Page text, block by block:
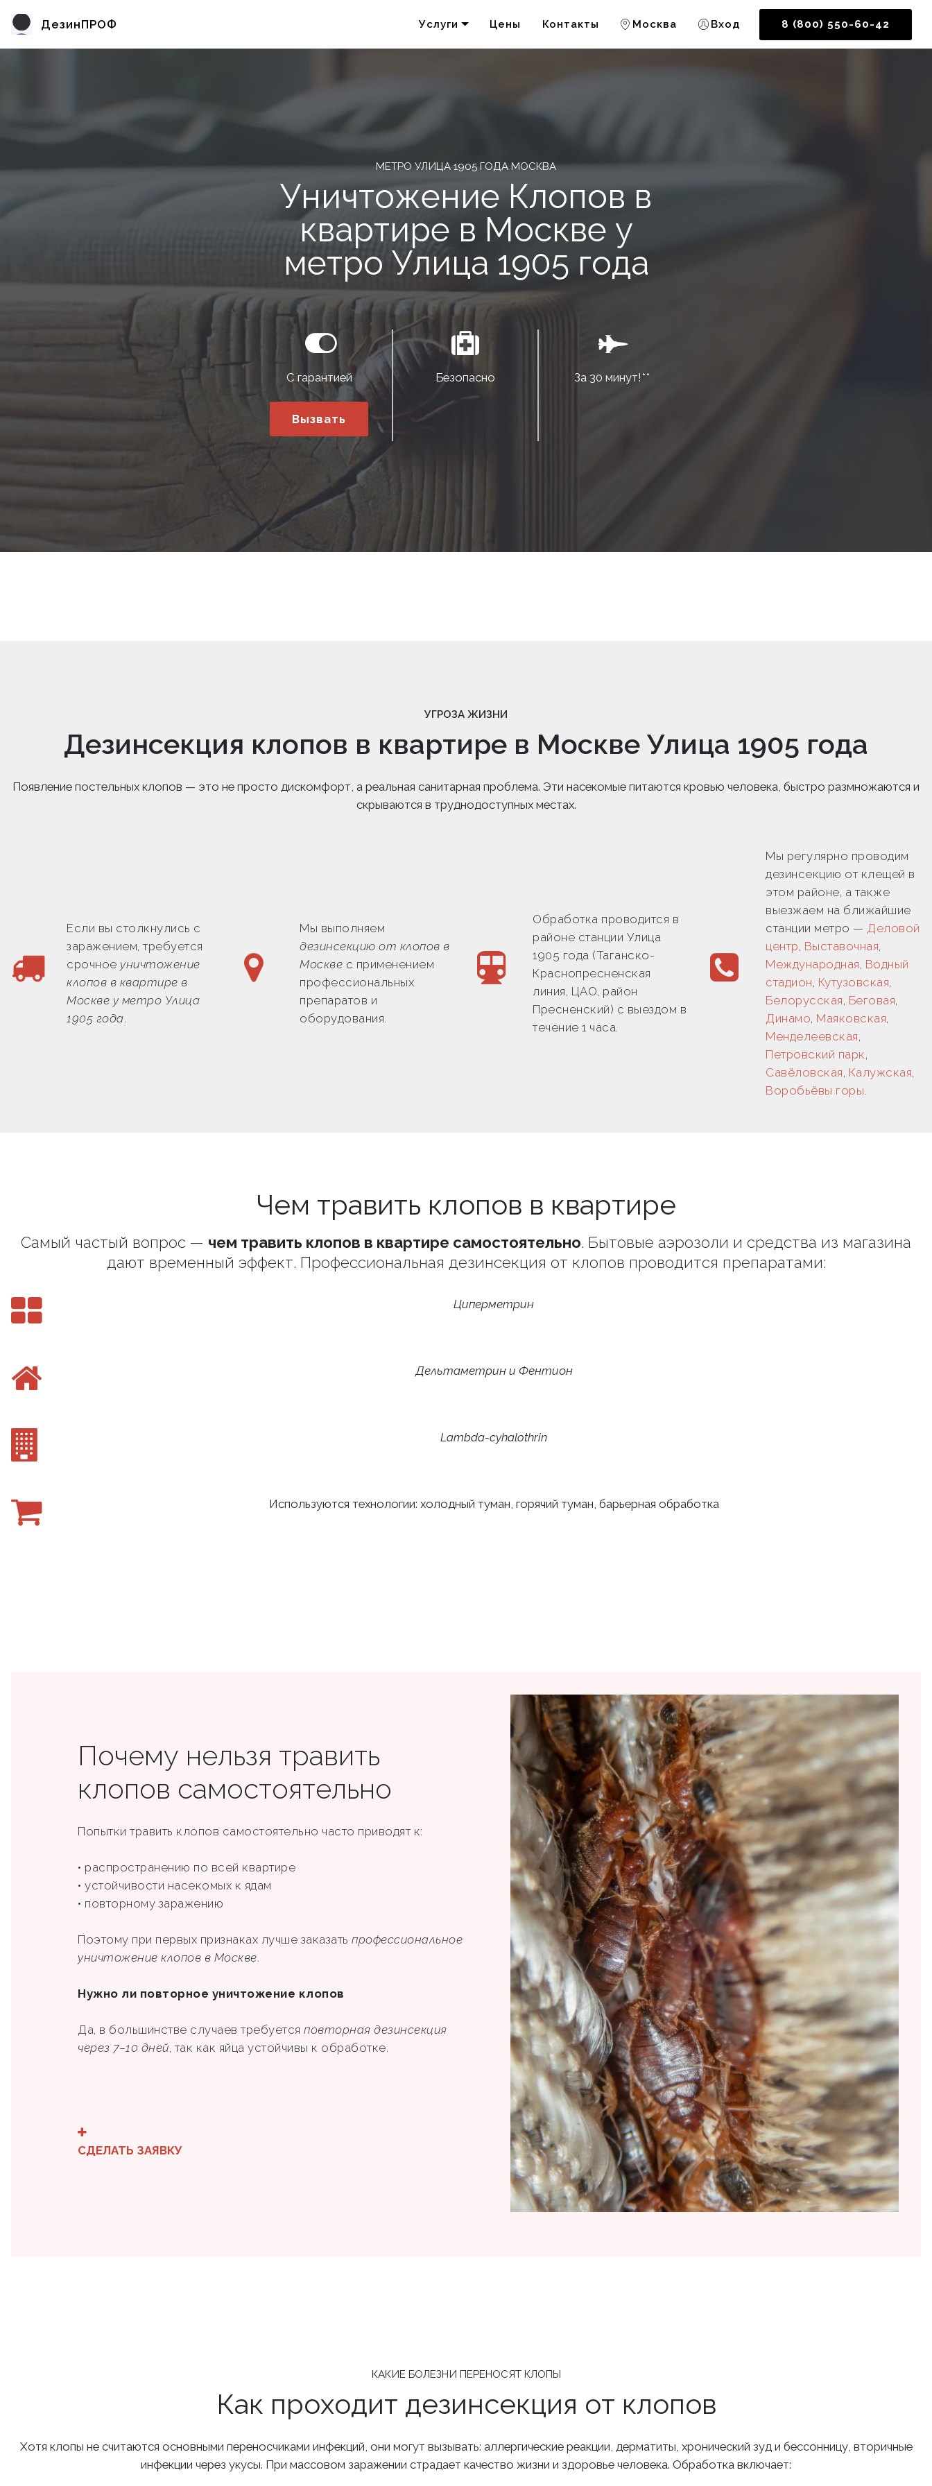
ДезинПРОФ Услуги Цены Контакты Москва Вход 8 (800) 550-60-42
МЕТРО УЛИЦА 1905 ГОДА МОСКВА
Уничтожение Клопов в
квартире в Москве у
метро Улица 1905 года
С гарантией
Вызвать
Безопасно За 30 минут!**
УГРОЗА ЖИЗНИ
Дезинсекция клопов в квартире в Москве Улица 1905 года
Появление постельных клопов — это не просто дискомфорт, а реальная санитарная проблема. Эти насекомые питаются кровью человека, быстро размножаются и
скрываются в труднодоступных местах.
Если вы столкнулись с
заражением, требуется
срочное уничтожение
клопов в квартире в
Москве у метро Улица
1905 года.
Мы выполняем
дезинсекцию от клопов в
Москве с применением
профессиональных
препаратов и
оборудования.
Обработка проводится в
районе станции Улица
1905 года (Таганско-
Краснопресненская
линия, ЦАО, район
Пресненский) с выездом в
течение 1 часа.
Мы регулярно проводим
дезинсекцию от клещей в
этом районе, а также
выезжаем на ближайшие
станции метро — Деловой
центр, Выставочная,
Международная, Водный
стадион, Кутузовская,
Белорусская, Беговая,
Динамо, Маяковская,
Менделеевская,
Петровский парк,
Савёловская, Калужская,
Воробьёвы горы.
Чем травить клопов в квартире
Самый частый вопрос — чем травить клопов в квартире самостоятельно. Бытовые аэрозоли и средства из магазина
дают временный эффект. Профессиональная дезинсекция от клопов проводится препаратами:
Циперметрин
Дельтаметрин и Фентион
Lambda-cyhalothrin
Используются технологии: холодный туман, горячий туман, барьерная обработка
Почему нельзя травить
клопов самостоятельно
Попытки травить клопов самостоятельно часто приводят к:
• распространению по всей квартире
• устойчивости насекомых к ядам
• повторному заражению
Поэтому при первых признаках лучше заказать профессиональное
уничтожение клопов в Москве.
Нужно ли повторное уничтожение клопов
Да, в большинстве случаев требуется повторная дезинсекция
через 7–10 дней, так как яйца устойчивы к обработке.
СДЕЛАТЬ ЗАЯВКУ
КАКИЕ БОЛЕЗНИ ПЕРЕНОСЯТ КЛОПЫ
Как проходит дезинсекция от клопов
Хотя клопы не считаются основными переносчиками инфекций, они могут вызывать: аллергические реакции, дерматиты, хронический зуд и бессонницу, вторичные
инфекции через укусы. При массовом заражении страдает качество жизни и здоровье человека. Обработка включает: